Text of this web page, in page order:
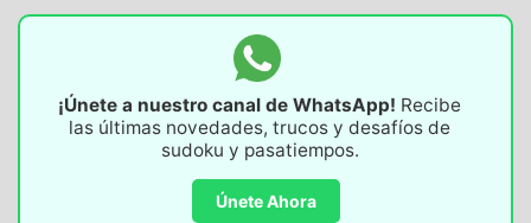
¡Únete a nuestro canal de WhatsApp! Recibe
las últimas novedades, trucos y desafíos de
sudoku y pasatiempos.
Únete Ahora